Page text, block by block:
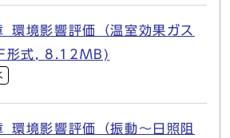
環境影響評価（温室効果ガス
形式, 8.12MB)
環境影響評価（振動～日照阻